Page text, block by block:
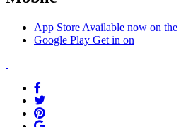
App Store Available now on the
Google Play Get in on